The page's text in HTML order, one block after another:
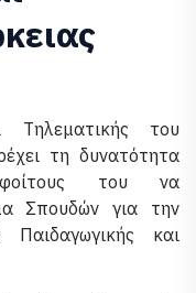
του
τη δυνατότητα
του να
Σπουδών για την
Παιδαγωγικής και